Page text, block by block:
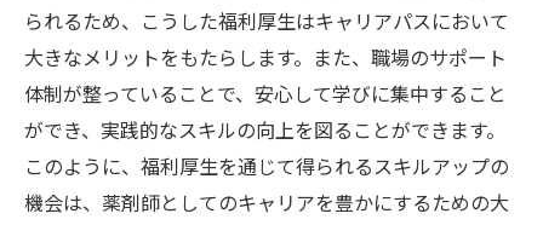
られるため、こうした福利厚生はキャリアパスにおいて
大きなメリットをもたらします。また、職場のサポート
体制が整っていることで、安心して学びに集中すること
ができ、実践的なスキルの向上を図ることができます。
このように、福利厚生を通じて得られるスキルアップの
機会は、薬剤師としてのキャリアを豊かにするための大